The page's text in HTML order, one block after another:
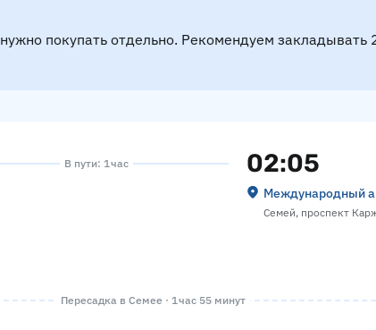
покупать отдельно. Рекомендуем закладывать
В пути: 1 час 02:05
Международный
Семей, проспект
Пересадка в Семее · 1 час 55 минут